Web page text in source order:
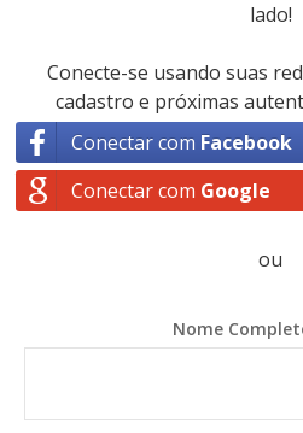
lado!
Conecte-se usando suas
cadastro e próximas
Conectar com Facebook
Conectar com Google
ou
Nome